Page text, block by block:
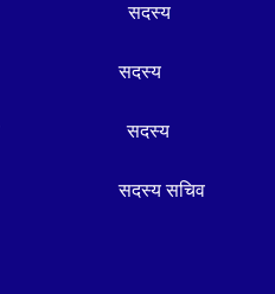
सदस्य
सदस्य
सदस्य
सदस्य सचिव